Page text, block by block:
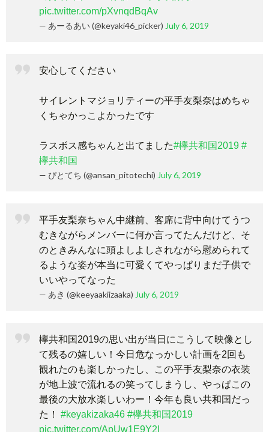
pic.twitter.com/pXvnqdBqAv
— あーるあい (@keyaki46_picker) July 6, 2019
安心してください
サイレントマジョリティーの平手友梨奈はめちゃ
くちゃかっこよかったです
ラスボス感ちゃんと出てました#欅共和国2019 #
欅共和国
— ぴとてち (@ansan_pitotechi) July 6, 2019
平手友梨奈ちゃん中継前、客席に背中向けてうつ
むきながらメンバーに何か言ってたんだけど、そ
のときみんなに頭よしよしされながら慰められて
るような姿が本当に可愛くてやっぱりまだ子供で
いいやってなった
— あき (@keeyaakiizaaka) July 6, 2019
欅共和国2019の思い出が当日にこうして映像とし
て残るの嬉しい！今日危なっかしい計画を2回も
観れたのも楽しかったし、この平手友梨奈の衣装
が地上波で流れるの笑ってしまうし、やっぱこの
最後の大放水楽しいわー！今年も良い共和国だっ
た！ #keyakizaka46 #欅共和国2019
pic.twitter.com/ApUw1E9Y2I